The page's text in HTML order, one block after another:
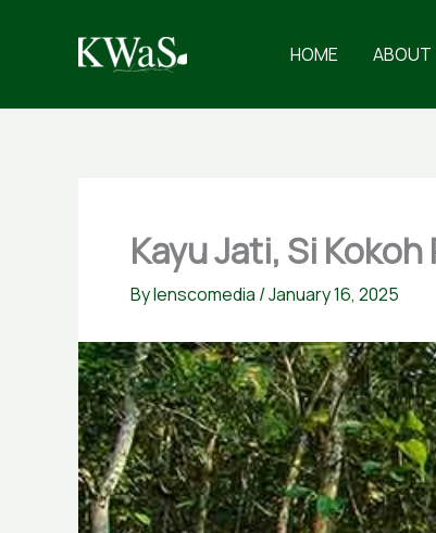
HOME ABOUT
Kayu Jati, Si
Bylenscomedia /January 16, 2025